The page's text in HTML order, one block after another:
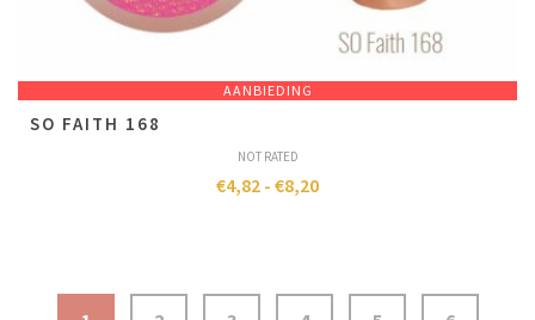
AANBIEDING
SO FAITH 168
NOT RATED
€4,82 - €8,20